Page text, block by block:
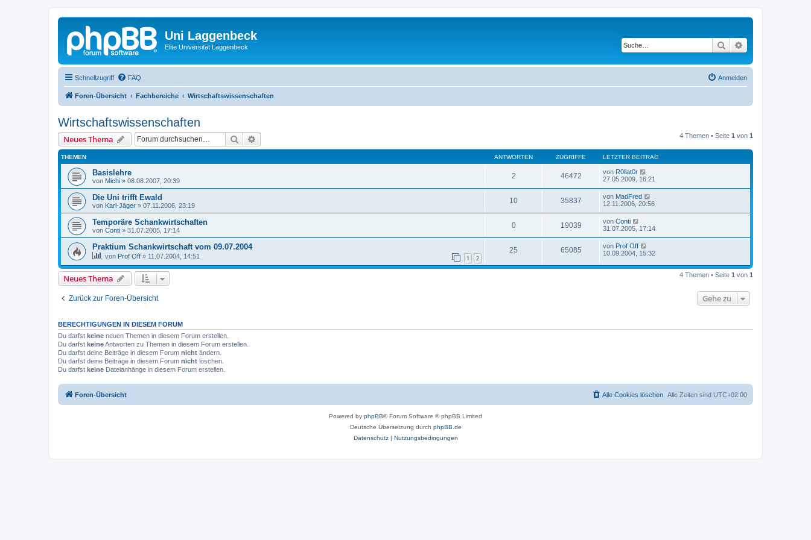
Uni Laggenbeck
Elite Universität Laggenbeck Suche
Schnellzugriff FAQ Anmelden
Foren-Übersicht Fachbereiche Wirtschaftswissenschaften
Wirtschaftswissenschaften
Neues Thema Suche 4 Themen • Seite 1 von 1
THEMEN ANTWORTEN ZUGRIFFE LETZTER BEITRAG
Basislehre
von Michi » 08.08.2007, 20:39
2 46472 von R0llat0r
27.05.2009, 16:21
Die Uni trifft Ewald
von Karl-Jäger » 07.11.2006, 23:19
10 35837 von MadFred
12.11.2006, 20:56
Temporäre Schankwirtschaften
von Conti » 31.07.2005, 17:14
0 19039 von Conti
31.07.2005, 17:14
Praktium Schankwirtschaft vom 09.07.2004
von Prof Off » 11.07.2004, 14:51 1 2
25 65085 von Prof Off
10.09.2004, 15:32
Neues Thema 4 Themen • Seite 1 von 1
Zurück zur Foren-Übersicht Gehe zu
BERECHTIGUNGEN IN DIESEM FORUM
Du darfst keine neuen Themen in diesem Forum erstellen.
Du darfst keineAntworten zu Themen in diesem Forum erstellen.
Du darfst deine Beiträge in diesem Forum nicht ändern.
Du darfst deine Beiträge in diesem Forum nicht löschen.
Du darfst keine Dateianhänge in diesem Forum erstellen.
Foren-Übersicht Alle Zeiten sind UTC+02:00
Alle Cookies löschen
Powered by phpBB® Forum Software © phpBB Limited
Deutsche Übersetzung durch phpBB.de
Datenschutz| Nutzungsbedingungen